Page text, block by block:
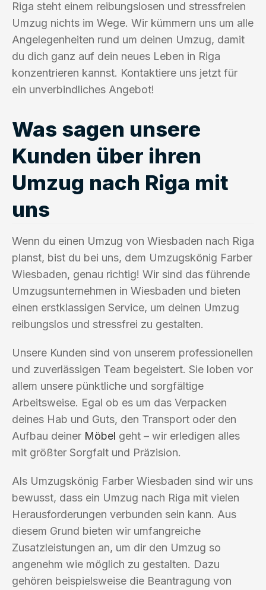
Riga steht einem reibungslosen und stressfreien
Umzug nichts im Wege. Wir kümmern uns um alle
Angelegenheiten rund um deinen Umzug, damit
du dich ganz auf dein neues Leben in Riga
konzentrieren kannst. Kontaktiere uns jetzt für
ein unverbindliches Angebot!
Was sagen unsere
Kunden über ihren
Umzug nach Riga mit
uns
Wenn du einen Umzug von Wiesbaden nach Riga
planst, bist du bei uns, dem Umzugskönig Farber
Wiesbaden, genau richtig! Wir sind das führende
Umzugsunternehmen in Wiesbaden und bieten
einen erstklassigen Service, um deinen Umzug
reibungslos und stressfrei zu gestalten.
Unsere Kunden sind von unserem professionellen
und zuverlässigen Team begeistert. Sie loben vor
allem unsere pünktliche und sorgfältige
Arbeitsweise. Egal ob es um das Verpacken
deines Hab und Guts, den Transport oder den
Aufbau deiner Möbel geht – wir erledigen alles
mit größter Sorgfalt und Präzision.
Als Umzugskönig Farber Wiesbaden sind wir uns
bewusst, dass ein Umzug nach Riga mit vielen
Herausforderungen verbunden sein kann. Aus
diesem Grund bieten wir umfangreiche
Zusatzleistungen an, um dir den Umzug so
angenehm wie möglich zu gestalten. Dazu
gehören beispielsweise die Beantragung von